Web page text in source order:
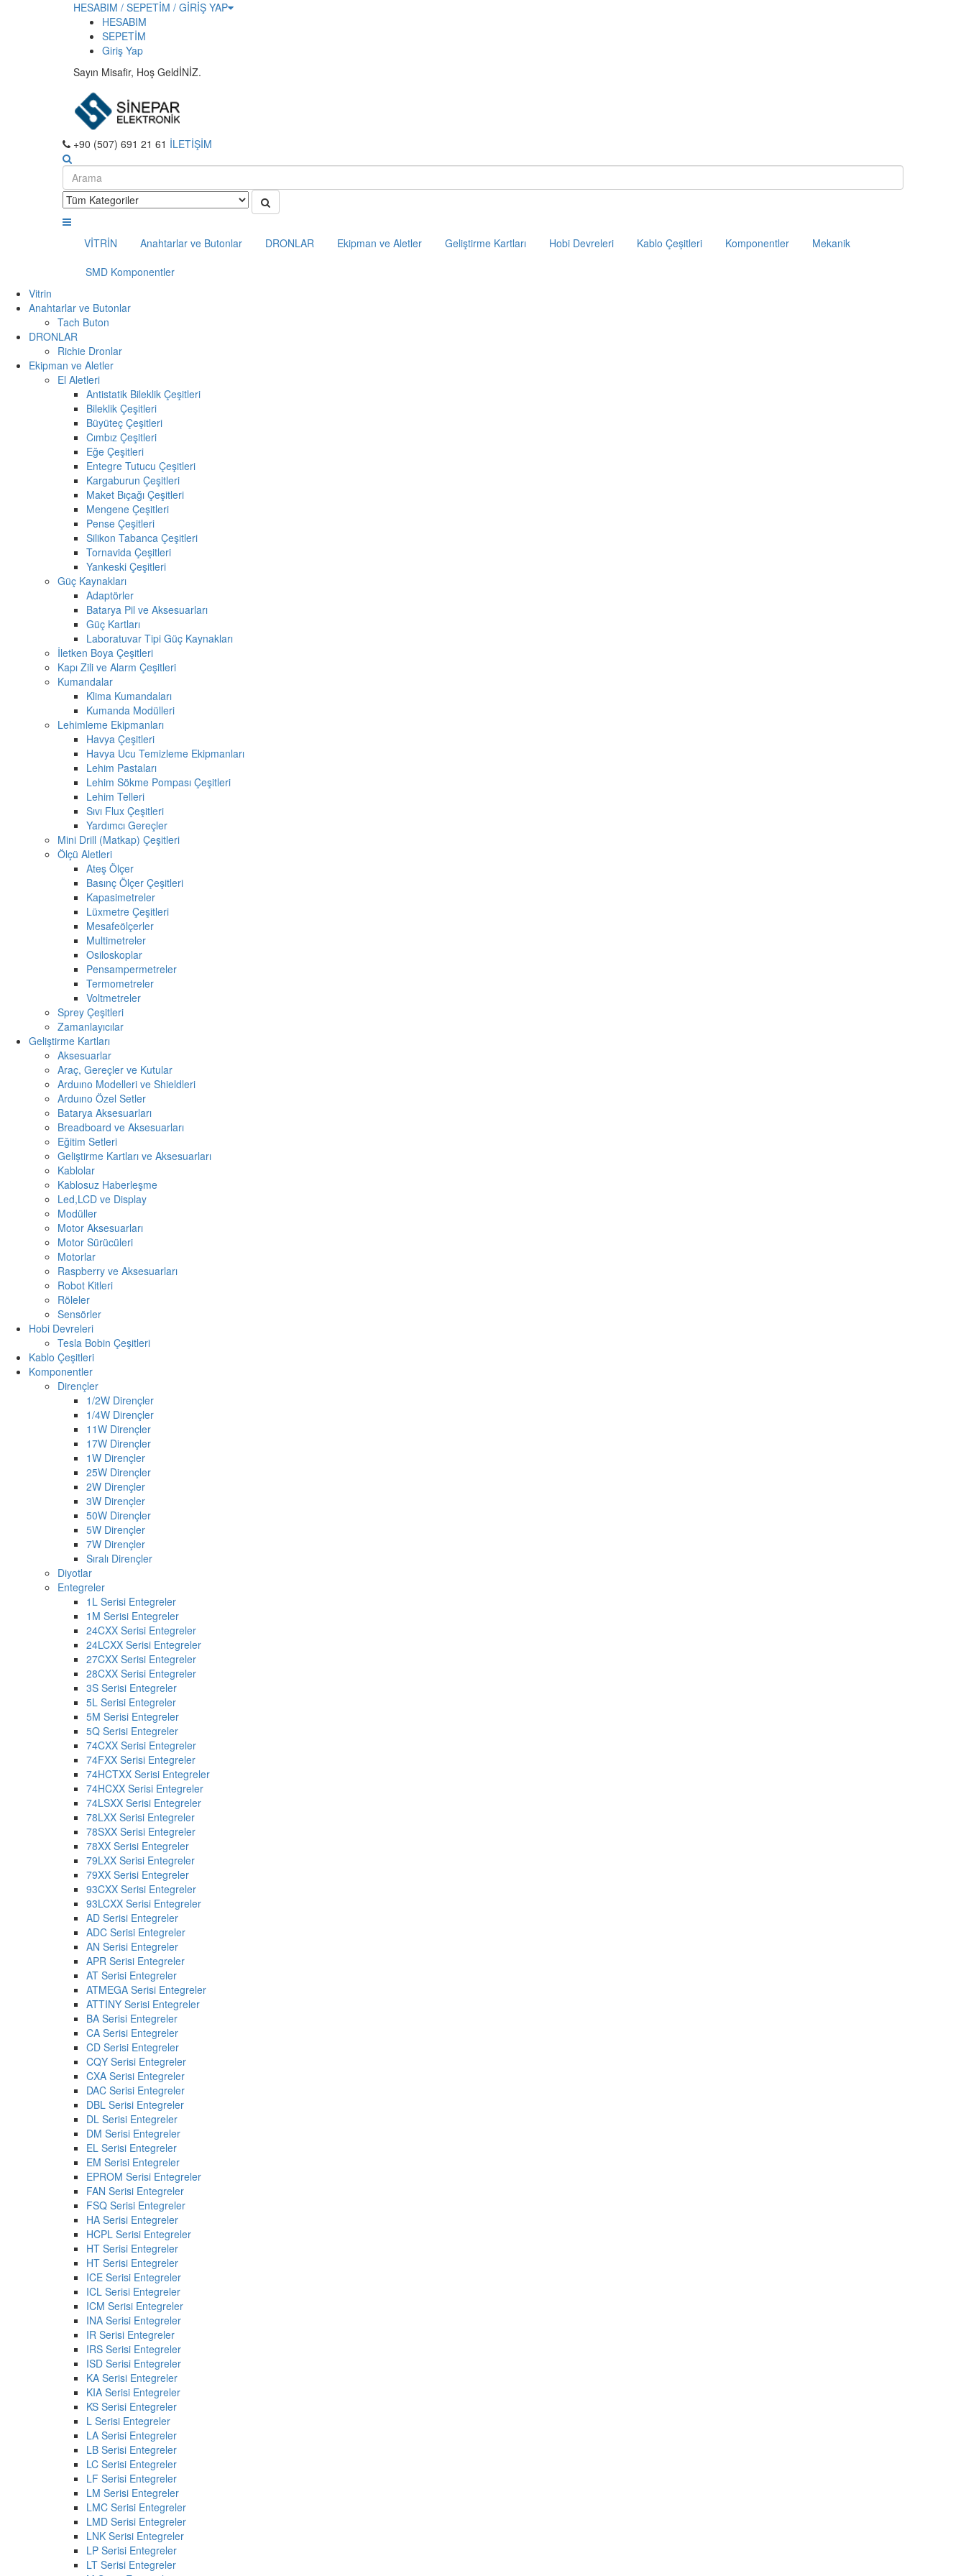
HESABIM / SEPETİM / GİRİŞ YAP
HESABIM
SEPETİM
Giriş Yap
Sayın Misafir, Hoş GeldİNİZ.
+90 (507) 691 21 61 İLETİŞİM
VİTRİN Anahtarlar ve Butonlar DRONLAR Ekipman ve Aletler Geliştirme Kartları Hobi Devreleri Kablo Çeşitleri Komponentler
Mekanik
SMD Komponentler
Vitrin
Anahtarlar ve Butonlar
Tach Buton
DRONLAR
Richie Dronlar
Ekipman ve Aletler
El Aletleri
Antistatik Bileklik Çeşitleri
Bileklik Çeşitleri
Büyüteç Çeşitleri
Cımbız Çeşitleri
Eğe Çeşitleri
Entegre Tutucu Çeşitleri
Kargaburun Çeşitleri
Maket Bıçağı Çeşitleri
Mengene Çeşitleri
Pense Çeşitleri
Silikon Tabanca Çeşitleri
Tornavida Çeşitleri
Yankeski Çeşitleri
Güç Kaynakları
Adaptörler
Batarya Pil ve Aksesuarları
Güç Kartları
Laboratuvar Tipi Güç Kaynakları
İletken Boya Çeşitleri
Kapı Zili ve Alarm Çeşitleri
Kumandalar
Klima Kumandaları
Kumanda Modülleri
Lehimleme Ekipmanları
Havya Çeşitleri
Havya Ucu Temizleme Ekipmanları
Lehim Pastaları
Lehim Sökme Pompası Çeşitleri
Lehim Telleri
Sıvı Flux Çeşitleri
Yardımcı Gereçler
Mini Drill (Matkap) Çeşitleri
Ölçü Aletleri
Ateş Ölçer
Basınç Ölçer Çeşitleri
Kapasimetreler
Lüxmetre Çeşitleri
Mesafeölçerler
Multimetreler
Osiloskoplar
Pensampermetreler
Termometreler
Voltmetreler
Sprey Çeşitleri
Zamanlayıcılar
Geliştirme Kartları
Aksesuarlar
Araç, Gereçler ve Kutular
Arduıno Modelleri ve Shieldleri
Arduıno Özel Setler
Batarya Aksesuarları
Breadboard ve Aksesuarları
Eğitim Setleri
Geliştirme Kartları ve Aksesuarları
Kablolar
Kablosuz Haberleşme
Led,LCD ve Display
Modüller
Motor Aksesuarları
Motor Sürücüleri
Motorlar
Raspberry ve Aksesuarları
Robot Kitleri
Röleler
Sensörler
Hobi Devreleri
Tesla Bobin Çeşitleri
Kablo Çeşitleri
Komponentler
Dirençler
1/2W Dirençler
1/4W Dirençler
11W Dirençler
17W Dirençler
1W Dirençler
25W Dirençler
2W Dirençler
3W Dirençler
50W Dirençler
5W Dirençler
7W Dirençler
Sıralı Dirençler
Diyotlar
Entegreler
1L Serisi Entegreler
1M Serisi Entegreler
24CXX Serisi Entegreler
24LCXX Serisi Entegreler
27CXX Serisi Entegreler
28CXX Serisi Entegreler
3S Serisi Entegreler
5L Serisi Entegreler
5M Serisi Entegreler
5Q Serisi Entegreler
74CXX Serisi Entegreler
74FXX Serisi Entegreler
74HCTXX Serisi Entegreler
74HCXX Serisi Entegreler
74LSXX Serisi Entegreler
78LXX Serisi Entegreler
78SXX Serisi Entegreler
78XX Serisi Entegreler
79LXX Serisi Entegreler
79XX Serisi Entegreler
93CXX Serisi Entegreler
93LCXX Serisi Entegreler
AD Serisi Entegreler
ADC Serisi Entegreler
AN Serisi Entegreler
APR Serisi Entegreler
AT Serisi Entegreler
ATMEGA Serisi Entegreler
ATTINY Serisi Entegreler
BA Serisi Entegreler
CA Serisi Entegreler
CD Serisi Entegreler
CQY Serisi Entegreler
CXA Serisi Entegreler
DAC Serisi Entegreler
DBL Serisi Entegreler
DL Serisi Entegreler
DM Serisi Entegreler
EL Serisi Entegreler
EM Serisi Entegreler
EPROM Serisi Entegreler
FAN Serisi Entegreler
FSQ Serisi Entegreler
HA Serisi Entegreler
HCPL Serisi Entegreler
HT Serisi Entegreler
HT Serisi Entegreler
ICE Serisi Entegreler
ICL Serisi Entegreler
ICM Serisi Entegreler
INA Serisi Entegreler
IR Serisi Entegreler
IRS Serisi Entegreler
ISD Serisi Entegreler
KA Serisi Entegreler
KIA Serisi Entegreler
KS Serisi Entegreler
L Serisi Entegreler
LA Serisi Entegreler
LB Serisi Entegreler
LC Serisi Entegreler
LF Serisi Entegreler
LM Serisi Entegreler
LMC Serisi Entegreler
LMD Serisi Entegreler
LNK Serisi Entegreler
LP Serisi Entegreler
LT Serisi Entegreler